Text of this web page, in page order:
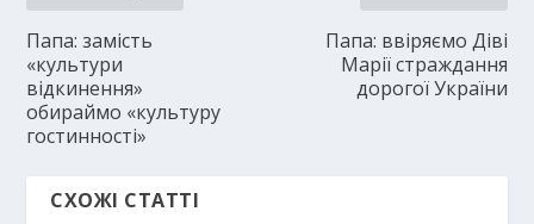
Папа: замість
«культури
відкинення»
обираймо «культуру
гостинності»
Папа: ввіряємо Діві
Марії страждання
дорогої України
СХОЖІ СТАТТІ